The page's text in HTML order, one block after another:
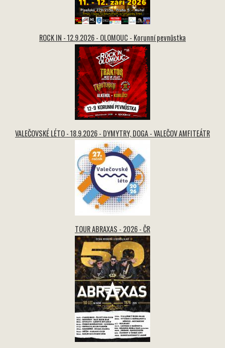
ROCK IN - 12.9.2026 - OLOMOUC - Korunní pevnůstka
VALEČOVSKÉ LÉTO - 18.9.2026 - DYMYTRY, DOGA - VALEČOV AMFITEÁTR
TOUR ABRAXAS - 2026 - ČR